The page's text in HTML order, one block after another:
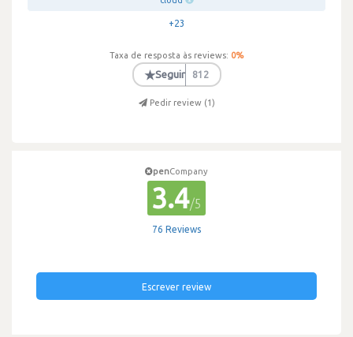
+23
Taxa de resposta às reviews: 0%
★Seguir 812
Pedir review (1)
penCompany
3.4/5
76 Reviews
Escrever review